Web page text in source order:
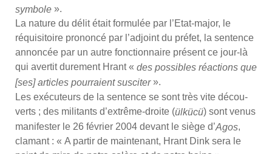
sym­bole ».
La nature du délit était for­mu­lée par l’E­tat-major, le
réqui­si­toire pro­non­cé par l’ad­joint du pré­fet, la sen­tence
annon­cée par un autre fonc­tion­naire pré­sent ce jour-là
qui aver­tit dure­ment Hrant « des pos­sibles réac­tions que
[ses] articles pour­raient sus­ci­ter».
Les exé­cu­teurs de la sen­tence se sont très vite décou­
verts ; des mili­tants d’ex­trême-droite (ülkücü) sont venus
mani­fes­ter le 26 février 2004 devant le siège d’Agos,
cla­mant : « A par­tir de main­te­nant, Hrant Dink sera le